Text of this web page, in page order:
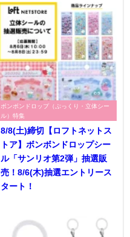
ボンボンドロップ（ぷっくり・立体シー
ル）特集
8/8(土)締切【ロフトネットス
トア】ボンボンドロップシー
ル「サンリオ第2弾」抽選販
売！8/6(木)抽選エントリース
タート！